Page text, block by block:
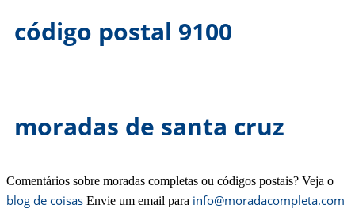
código postal 9100
moradas de santa cruz
Comentários sobre moradas completas ou códigos postais? Veja o
blog de coisas Envie um email para info@moradacompleta.com